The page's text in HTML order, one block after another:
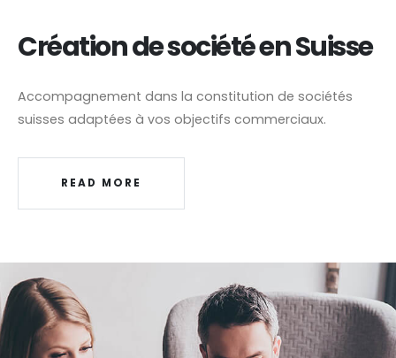
Création de société en Suisse
Accompagnement dans la constitution de sociétés
suisses adaptées à vos objectifs commerciaux.
READ MORE